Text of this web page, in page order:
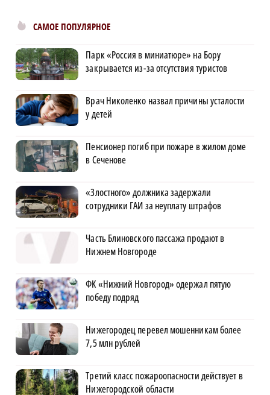
САМОЕ ПОПУЛЯРНОЕ
Парк «Россия в миниатюре» на Бору
закрывается из-за отсутствия туристов
Врач Николенко назвал причины усталости
у детей
Пенсионер погиб при пожаре в жилом доме
в Сеченове
«Злостного» должника задержали
сотрудники ГАИ за неуплату штрафов
Часть Блиновского пассажа продают в
Нижнем Новгороде
ФК «Нижний Новгород» одержал пятую
победу подряд
Нижегородец перевел мошенникам более
7,5 млн рублей
Третий класс пожароопасности действует в
Нижегородской области